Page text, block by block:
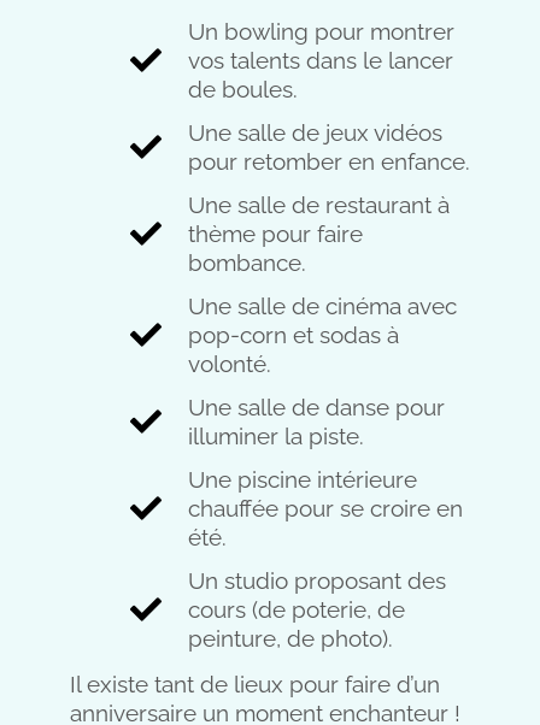
Un bowling pour montrer
vos talents dans le lancer
de boules.
Une salle de jeux vidéos
pour retomber en enfance.
Une salle de restaurant à
thème pour faire
bombance.
Une salle de cinéma avec
pop-corn et sodas à
volonté.
Une salle de danse pour
illuminer la piste.
Une piscine intérieure
chauffée pour se croire en
été.
Un studio proposant des
cours (de poterie, de
peinture, de photo).
Il existe tant de lieux pour faire d’un
anniversaire un moment enchanteur !